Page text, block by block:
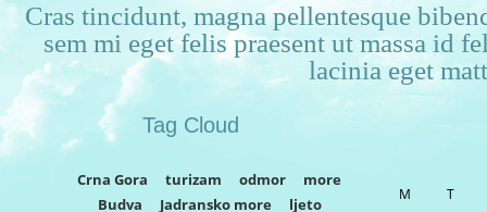
Cras tincidunt, magna pellentesque
sem mi eget felis praesent ut massa id
lacinia eget
Tag Cloud
Crna Gora turizam odmor
more
Budva
Jadransko more
ljeto
M T